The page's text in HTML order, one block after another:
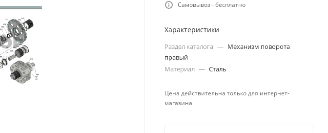
Самовывоз - бесплатно
Характеристики
Раздел каталога — Механизм поворота
правый
Материал — Сталь
Цена действительна только для интернет-
магазина